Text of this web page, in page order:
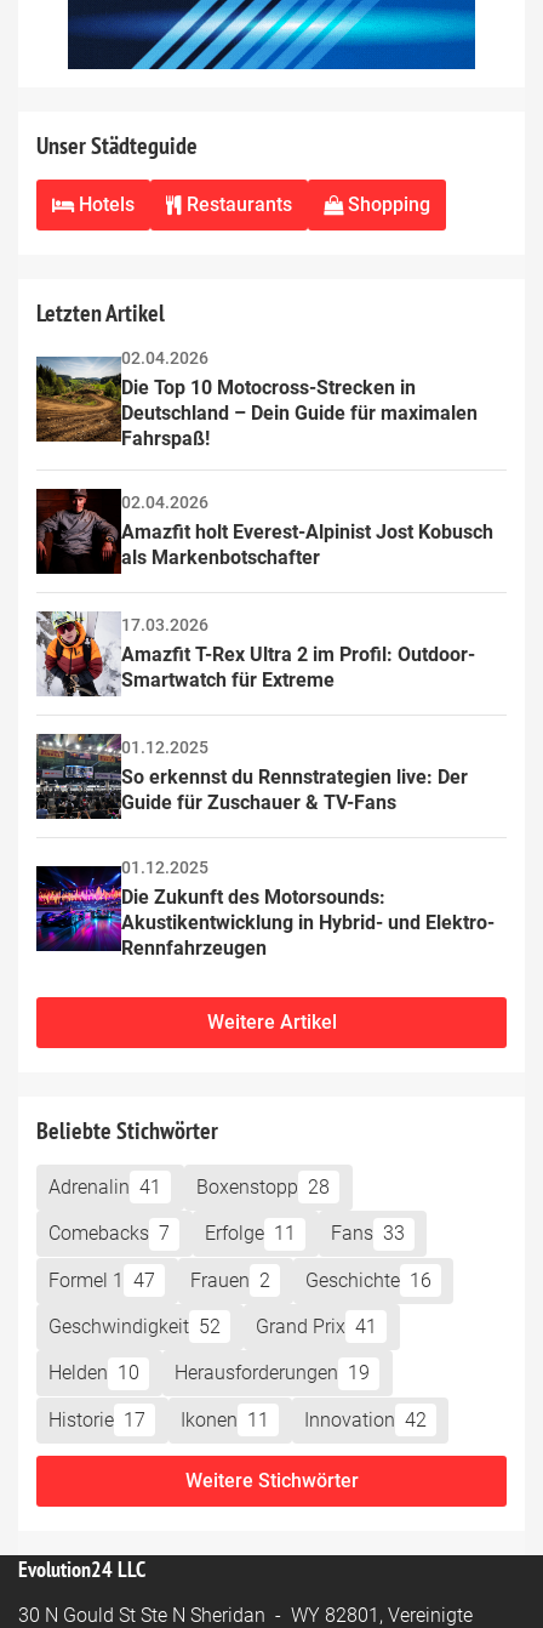
Unser Städteguide
Hotels Restaurants Shopping
Letzten Artikel
02.04.2026
Die Top 10 Motocross-Strecken in
Deutschland – Dein Guide für maximalen
Fahrspaß!
02.04.2026
Amazfit holt Everest-Alpinist Jost Kobusch
als Markenbotschafter
17.03.2026
Amazfit T-Rex Ultra 2 im Profil: Outdoor-
Smartwatch für Extreme
01.12.2025
So erkennst du Rennstrategien live: Der
Guide für Zuschauer & TV-Fans
01.12.2025
Die Zukunft des Motorsounds:
Akustikentwicklung in Hybrid- und Elektro-
Rennfahrzeugen
Weitere Artikel
Beliebte Stichwörter
Adrenalin 41 Boxenstopp 28
Comebacks 7 Erfolge 11 Fans 33
Formel 1 47 Frauen 2 Geschichte 16
Geschwindigkeit 52 Grand Prix 41
Helden 10 Herausforderungen 19
Historie 17 Ikonen 11 Innovation 42
Weitere Stichwörter
Evolution24 LLC
30 N Gould St Ste N Sheridan - WY 82801, Vereinigte